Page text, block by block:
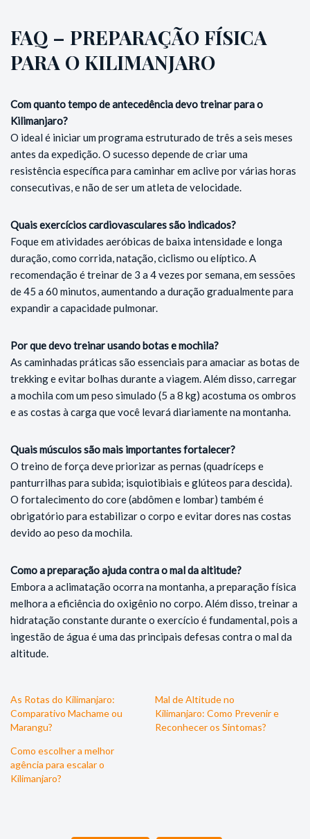
FAQ – PREPARAÇÃO FÍSICA
PARA O KILIMANJARO
Com quanto tempo de antecedência devo treinar para o
Kilimanjaro?
O ideal é iniciar um programa estruturado de três a seis meses
antes da expedição. O sucesso depende de criar uma
resistência específica para caminhar em aclive por várias horas
consecutivas, e não de ser um atleta de velocidade.
Quais exercícios cardiovasculares são indicados?
Foque em atividades aeróbicas de baixa intensidade e longa
duração, como corrida, natação, ciclismo ou elíptico. A
recomendação é treinar de 3 a 4 vezes por semana, em sessões
de 45 a 60 minutos, aumentando a duração gradualmente para
expandir a capacidade pulmonar.
Por que devo treinar usando botas e mochila?
As caminhadas práticas são essenciais para amaciar as botas de
trekking e evitar bolhas durante a viagem. Além disso, carregar
a mochila com um peso simulado (5 a 8 kg) acostuma os ombros
e as costas à carga que você levará diariamente na montanha.
Quais músculos são mais importantes fortalecer?
O treino de força deve priorizar as pernas (quadríceps e
panturrilhas para subida; isquiotibiais e glúteos para descida).
O fortalecimento do core (abdômen e lombar) também é
obrigatório para estabilizar o corpo e evitar dores nas costas
devido ao peso da mochila.
Como a preparação ajuda contra o mal da altitude?
Embora a aclimatação ocorra na montanha, a preparação física
melhora a eficiência do oxigênio no corpo. Além disso, treinar a
hidratação constante durante o exercício é fundamental, pois a
ingestão de água é uma das principais defesas contra o mal da
altitude.
As Rotas do Kilimanjaro:
Comparativo Machame ou
Marangu?
Mal de Altitude no
Kilimanjaro: Como Prevenir e
Reconhecer os Sintomas?
Como escolher a melhor
agência para escalar o
Kilimanjaro?